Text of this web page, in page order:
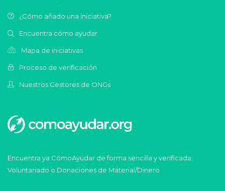
¿Cómo añado una iniciativa?
Encuentra cómo ayudar
Mapa de iniciativas
Proceso de verificación
Nuestros Gestores de ONGs
Encuentra ya CómoAyudar de forma sencilla y verificada:
Voluntariado o Donaciones de Material/Dinero